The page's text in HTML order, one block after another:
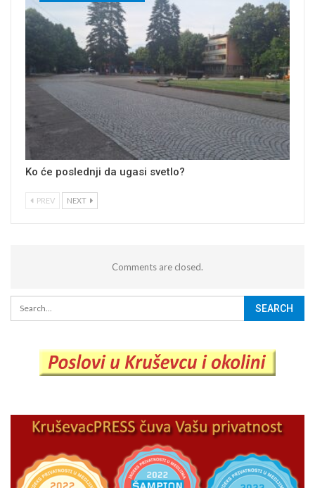
Ko će poslednji da ugasi svetlo?
PREV NEXT
Comments are closed.